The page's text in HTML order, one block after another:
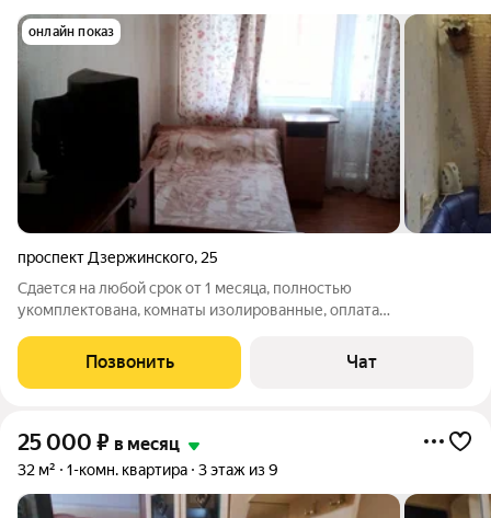
онлайн показ
проспект Дзержинского, 25
Сдается на любой срок от 1 месяца, полностью
укомплектована, комнаты изолированные, оплата
Позвонить Чат
25 000 ₽ в месяц
32 м² 1-комн. квартира 3 этаж из 9